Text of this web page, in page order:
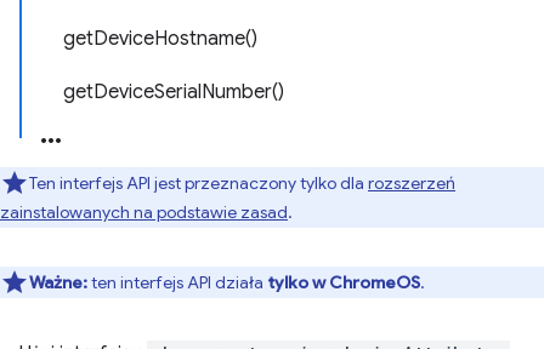
getDeviceHostname()
getDeviceSerialNumber()
Ten interfejs API jest przeznaczony tylko dla rozszerzeń
zainstalowanych na podstawie zasad.
Ważne:ten interfejs API działa tylko w ChromeOS.